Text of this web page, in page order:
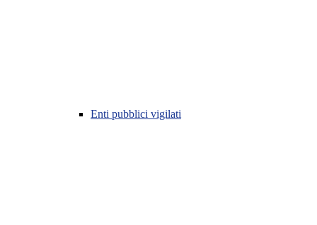
Enti pubblici vigilati